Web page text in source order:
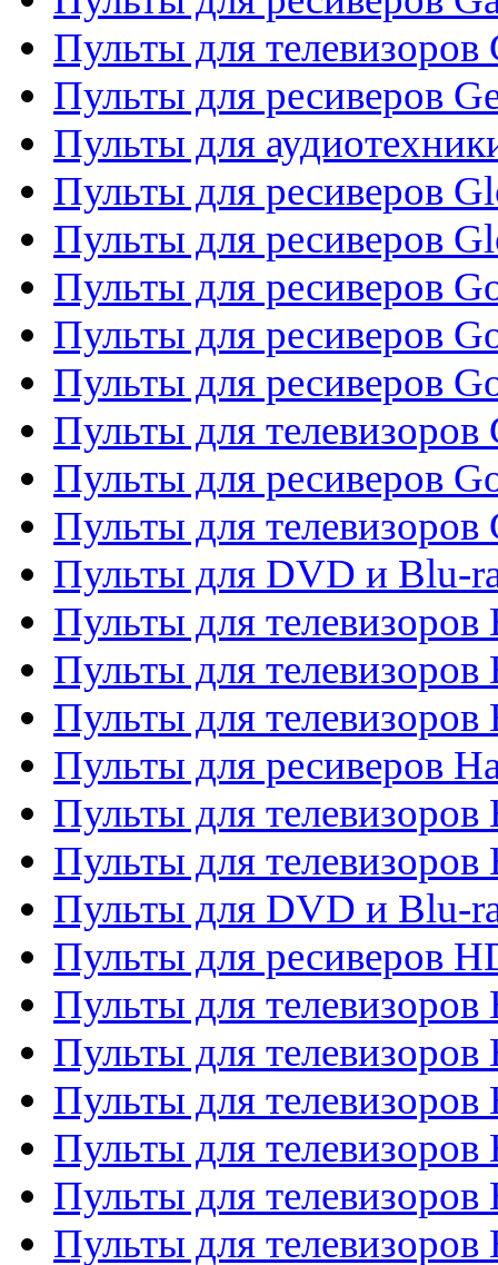
Пульты для телевизоров
Пульты для ресиверов
Пульты для
Пульты для ресиверов
Пульты для ресиверов
Пульты для ресиверов
Пульты для ресиверов
Пульты для ресиверов
Пульты для телевизоров
Пульты для ресиверов
Пульты для телевизоров
Пульты для DVD и Blu-
Пульты для телевизоров
Пульты для телевизоров
Пульты для
Пульты для ресиверов
Пульты для телевизоров
Пульты для телевизоров
Пульты для DVD и Blu-
Пульты для ресиверов
Пульты для
Пульты для телевизоров
Пульты для телевизоров
Пульты для телевизоров
Пульты для телевизоров
Пульты для телевизоров